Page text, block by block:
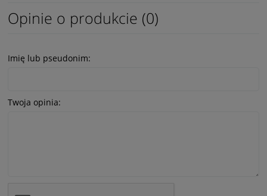
Opinie o produkcie (0)
Imię lub pseudonim:
Twoja opinia: